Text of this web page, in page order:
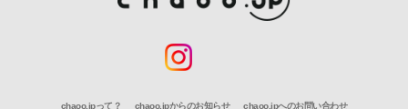
chaoo.jpって？ chaoo.jpからのお知らせ chaoo.jpへのお問い合わせ